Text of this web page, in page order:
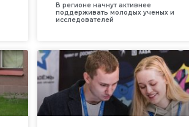
В регионе начнут активнее
поддерживать молодых ученых и
исследователей